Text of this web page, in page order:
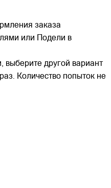
заказа
или Подели в
выберите другой вариант
Количество попыток не